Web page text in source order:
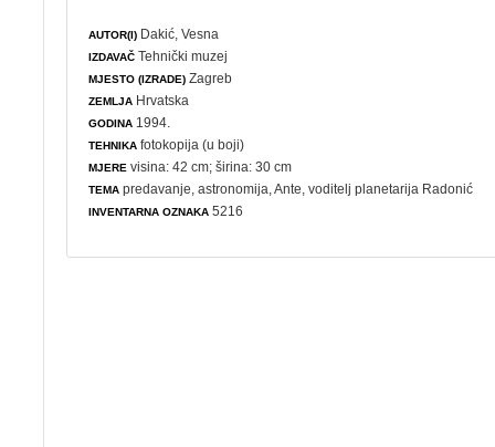
AUTOR(I) Dakić, Vesna
IZDAVAČ Tehnički muzej
MJESTO (IZRADE) Zagreb
ZEMLJA Hrvatska
GODINA 1994.
TEHNIKA fotokopija (u boji)
MJERE visina: 42 cm; širina: 30 cm
TEMA predavanje ,astronomija , Ante, voditelj planetarija Radonić
INVENTARNA OZNAKA 5216